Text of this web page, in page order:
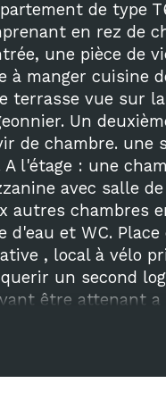
de niveaux
salle de bains
salle d'eau
de type
en rez de
une pièce de
à manger cuisine
terrasse vue sur
Un
de chambre. une
A l'étage : une
avec salle
autres chambres
d'eau et WC.
, local à vélo
un second
être attenant